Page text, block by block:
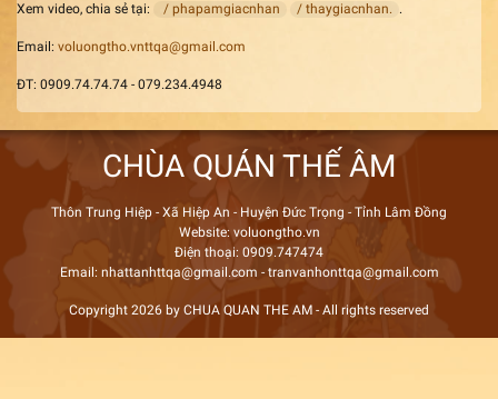
Xem video, chia sẻ tại: / phapamgiacnhan / thaygiacnhan. .
Email: voluongtho.vnttqa@gmail.com
ĐT: 0909.74.74.74 - 079.234.4948
CHÙA QUÁN THẾ ÂM
Thôn Trung Hiệp - Xã Hiệp An - Huyện Đức Trọng - Tỉnh Lâm Đồng
Website: voluongtho.vn
Điện thoại: 0909.747474
Email: nhattanhttqa@gmail.com - tranvanhonttqa@gmail.com
Copyright 2026 by CHUA QUAN THE AM - All rights reserved